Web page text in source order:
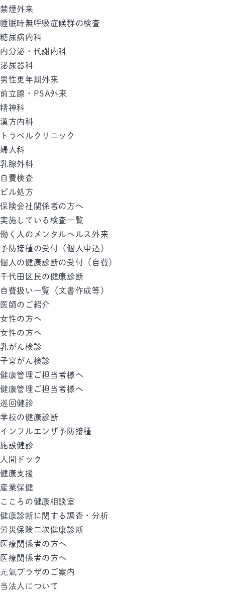
禁煙外来
睡眠時無呼吸症候群の検査
糖尿病内科
内分泌・代謝内科
泌尿器科
男性更年期外来
前立腺・PSA外来
精神科
漢方内科
トラベルクリニック
婦人科
乳腺外科
自費検査
ピル処方
保険会社関係者の方へ
実施している検査一覧
働く人のメンタルへルス外来
予防接種の受付（個人申込）
個人の健康診断の受付（自費）
千代田区民の健康診断
自費扱い一覧（文書作成等）
医師のご紹介
女性の方へ
女性の方へ
乳がん検診
子宮がん検診
健康管理ご担当者様へ
健康管理ご担当者様へ
巡回健診
学校の健康診断
インフルエンザ予防接種
施設健診
人間ドック
健康支援
産業保健
こころの健康相談室
健康診断に関する調査・分析
労災保険二次健康診断
医療関係者の方へ
医療関係者の方へ
元氣プラザのご案内
当法人について